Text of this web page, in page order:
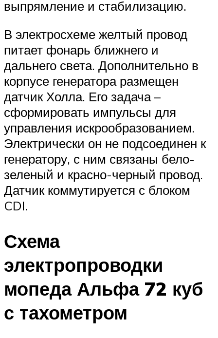
выпрямление и стабилизацию.
В электросхеме желтый провод
питает фонарь ближнего и
дальнего света. Дополнительно в
корпусе генератора размещен
датчик Холла. Его задача –
сформировать импульсы для
управления искрообразованием.
Электрически он не подсоединен к
генератору, с ним связаны бело-
зеленый и красно-черный провод.
Датчик коммутируется с блоком
CDI.
Схема
электропроводки
мопеда Альфа 72 куб
с тахометром